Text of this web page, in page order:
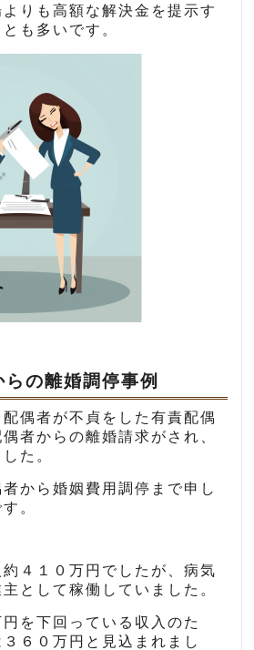
りも高額な解決金を提示す
も多いです。
の離婚調停事例
偶者が不貞をした有責配偶
者からの離婚請求がされ、
た。
から婚姻費用調停まで申し
。
４１０万円でしたが、病気
として稼働していました。
を下回っている収入のた
６０万円と見込まれまし